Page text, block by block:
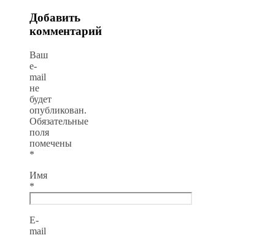
Добавить
комментарий
Ваш
e-
mail
не
будет
опубликован.
Обязательные
поля
помечены
*
Имя
*
E-
mail